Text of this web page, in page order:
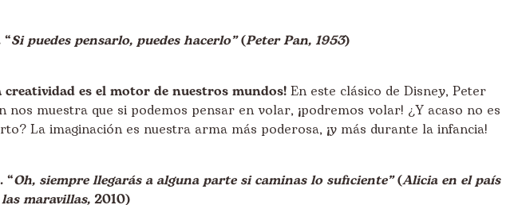
“Si puedes pensarlo, puedes hacerlo”(Peter Pan, 1953)
creatividad es el motor de nuestros mundos! En este clásico de Disney, Peter
nos muestra que si podemos pensar en volar, ¡podremos volar! ¿Y acaso no es
La imaginación es nuestra arma más poderosa, ¡y más durante la infancia!
“Oh, siempre llegarás a alguna parte si caminas lo suficiente”(Alicia en el país
maravillas, 2010)